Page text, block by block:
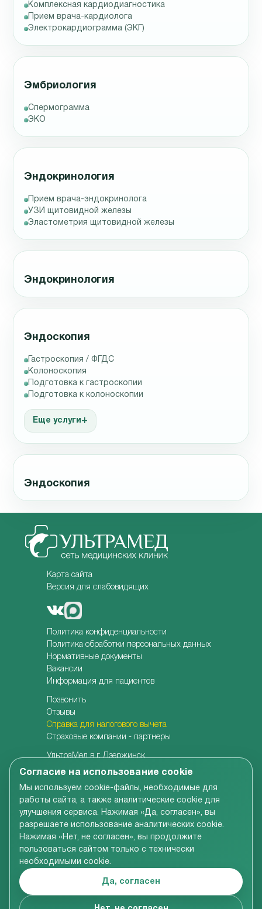
Согласие на использование cookie
Мы используем cookie-файлы, необходимые для
работы сайта, а также аналитические cookie для
улучшения сервиса. Нажимая «Да, согласен», вы
разрешаете использование аналитических cookie.
Нажимая «Нет, не согласен», вы продолжите
пользоваться сайтом только с технически
необходимыми cookie.
Да, согласен
Комплексная кардиодиагностика
Прием врача-кардиолога
Электрокардиограмма (ЭКГ)
Эмбриология
Спермограмма
ЭКО
Эндокринология
Прием врача-эндокринолога
УЗИ щитовидной железы
Эластометрия щитовидной железы
Эндокринология
Эндоскопия
Гастроскопия / ФГДС
Колоноскопия
Подготовка к гастроскопии
Подготовка к колоноскопии
Еще услуги
Эндоскопия
Карта сайта
Версия для слабовидящих
Политика конфиденциальности
Политика обработки персональных данных
Нормативные документы
Вакансии
Информация для пациентов
Позвонить
Отзывы
Справка для налогового вычета
Страховые компании - партнеры
УльтраМед в г. Дзержинск
УльтраМед в г. Кстово
Центр медицины плода
Центр врачебной косметологии
Семейная стоматология
Детская адаптивная стоматология
Вся информация, размещенная на сайте компании,
ознакомительный характер и не является
публичной офертой в соответствии со ст.437 ГК РФ
© УльтраМед 2002-2024